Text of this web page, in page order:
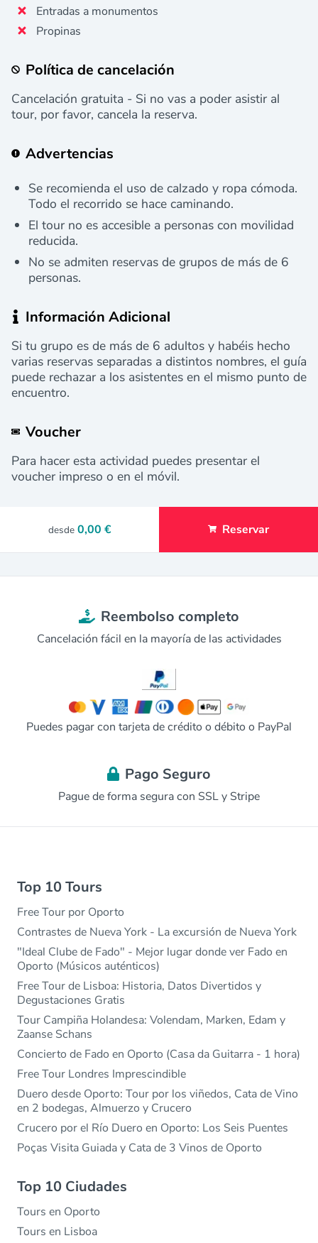
Entradas a monumentos
Propinas
Política de cancelación
Cancelación gratuita - Si no vas a poder asistir al
tour, por favor, cancela la reserva.
Advertencias
Se recomienda el uso de calzado y ropa cómoda.
Todo el recorrido se hace caminando.
El tour no es accesible a personas con movilidad
reducida.
No se admiten reservas de grupos de más de 6
personas.
Información Adicional
Si tu grupo es de más de 6 adultos y habéis hecho
varias reservas separadas a distintos nombres, el guía
puede rechazar a los asistentes en el mismo punto de
encuentro.
Voucher
Para hacer esta actividad puedes presentar el
voucher impreso o en el móvil.
desde 0,00 € Reservar
Reembolso completo
Cancelación fácil en la mayoría de las actividades
Puedes pagar con tarjeta de crédito o débito o PayPal
Pago Seguro
Pague de forma segura con SSL y Stripe
Top 10 Tours
Free Tour por Oporto
Contrastes de Nueva York - La excursión de Nueva York
"Ideal Clube de Fado" - Mejor lugar donde ver Fado en
Oporto (Músicos auténticos)
Free Tour de Lisboa: Historia, Datos Divertidos y
Degustaciones Gratis
Tour Campiña Holandesa: Volendam, Marken, Edam y
Zaanse Schans
Concierto de Fado en Oporto (Casa da Guitarra - 1 hora)
Free Tour Londres Imprescindible
Duero desde Oporto: Tour por los viñedos, Cata de Vino
en 2 bodegas, Almuerzo y Crucero
Crucero por el Río Duero en Oporto: Los Seis Puentes
Poças Visita Guiada y Cata de 3 Vinos de Oporto
Top 10 Ciudades
Tours en Oporto
Tours en Lisboa